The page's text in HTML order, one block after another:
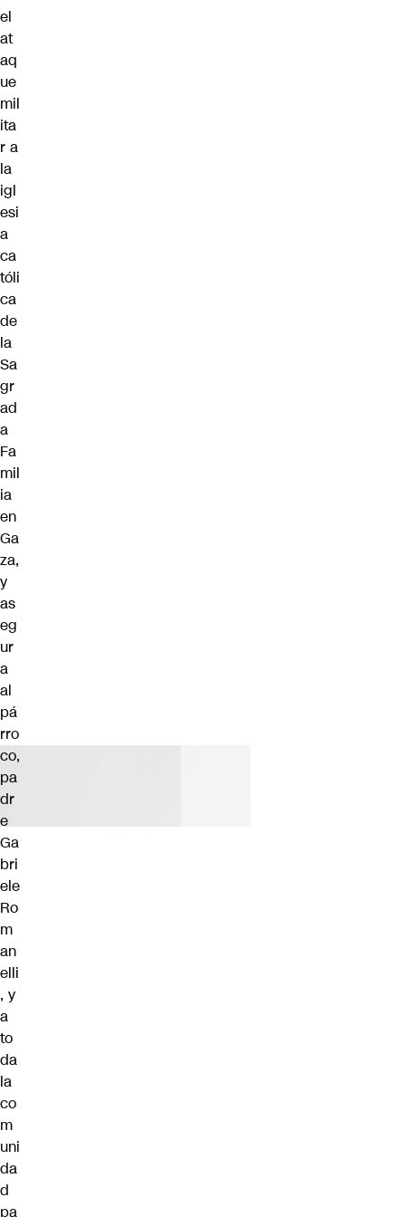
el
at
aq
ue
mil
ita
r a
la
igl
esi
a
ca
tóli
ca
de
la
Sa
gr
ad
a
Fa
mil
ia
en
Ga
za,
y
as
eg
ur
a
al
pá
rro
co,
pa
dr
e
Ga
bri
ele
Ro
m
an
elli
, y
a
to
da
la
co
m
uni
da
d
pa